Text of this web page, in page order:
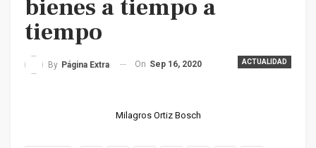
bienes a tiempo a
tiempo
ACTUALIDAD
By Página Extra On Sep 16, 2020
Milagros Ortiz Bosch